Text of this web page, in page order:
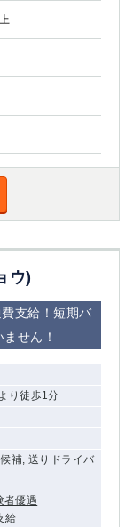
ウ)
支給！短期バ
せん！
り徒歩1分
補, 送りドライバ
者優遇
給